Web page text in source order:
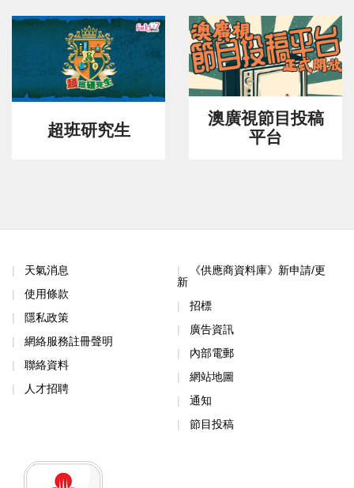
超班研究生
澳廣視節目投稿
平台
天氣消息
使用條款
隱私政策
網絡服務註冊聲明
聯絡資料
人才招聘
《供應商資料庫》新申請/更
新
招標
廣告資訊
內部電郵
網站地圖
通知
節目投稿